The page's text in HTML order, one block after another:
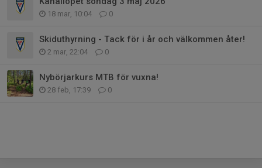
18 mar, 10:04 0
Skiduthyrning - Tack för i år och välkommen åter!
2 mar, 22:04 0
Nybörjarkurs MTB för vuxna!
28 feb, 17:39 0